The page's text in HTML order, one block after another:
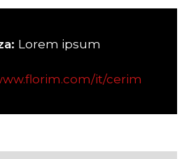
Lorem ipsum
it/cerim